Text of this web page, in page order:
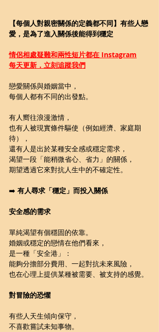
【每個人對親密關係的定義都不同】有些人戀
愛，是為了進入關係後能得到穩定
情侶相處疑難和兩性短片都在 Instagram
每天更新，立刻追蹤我們
戀愛關係與婚姻當中，
每個人都有不同的出發點。
有人嚮往浪漫激情，
也有人被現實條件驅使（例如經濟、家庭期
待），
還有人是出於某種安全感或穩定需求，
渴望一段「能稍微省心、省力」的關係，
期望透過它來對抗人生中的不確定性。
➡️ 有人尋求「穩定」而投入關係
安全感的需求
單純渴望有個穩固的依靠。
婚姻或穩定的戀情在他們看來，
是一種「安全港」：
能夠分擔部分費用、一起對抗未來風險，
也在心理上提供某種被需要、被支持的感覺。
對冒險的恐懼
有些人天生傾向保守，
不喜歡嘗試未知事物。